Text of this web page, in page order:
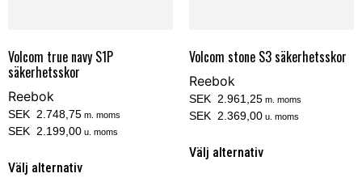
Volcom true navy S1P
säkerhetsskor
Reebok
SEK 2.748,75 m. moms
SEK 2.199,00 u. moms
Välj alternativ
Volcom stone S3 säkerhetsskor
Reebok
SEK 2.961,25 m. moms
SEK 2.369,00 u. moms
Välj alternativ